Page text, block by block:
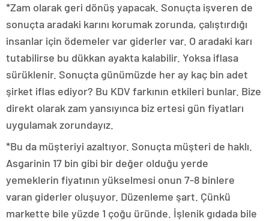
*Zam olarak geri dönüş yapacak. Sonuçta işveren de
sonuçta aradaki karını korumak zorunda, çalıştırdığı
insanlar için ödemeler var giderler var. O aradaki karı
tutabilirse bu dükkan ayakta kalabilir. Yoksa iflasa
sürüklenir. Sonuçta günümüzde her ay kaç bin adet
şirket iflas ediyor? Bu KDV farkının etkileri bunlar. Bize
direkt olarak zam yansıyınca biz ertesi gün fiyatları
uygulamak zorundayız.
*Bu da müşteriyi azaltıyor. Sonuçta müşteri de haklı.
Asgarinin 17 bin gibi bir değer olduğu yerde
yemeklerin fiyatının yükselmesi onun 7-8 binlere
varan giderler oluşuyor. Düzenleme şart. Çünkü
markette bile yüzde 1 çoğu üründe. İşlenik gıdada bile